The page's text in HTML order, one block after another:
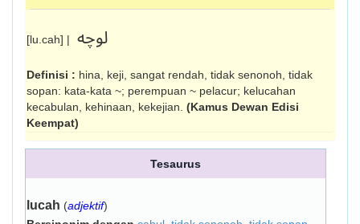
[lu.cah] | لوچه
Definisi : hina, keji, sangat rendah, tidak senonoh, tidak
sopan: kata-kata ~; perempuan ~ pelacur; kelucahan
kecabulan, kehinaan, kekejian. (Kamus Dewan Edisi
Keempat)
Tesaurus
lucah (adjektif)